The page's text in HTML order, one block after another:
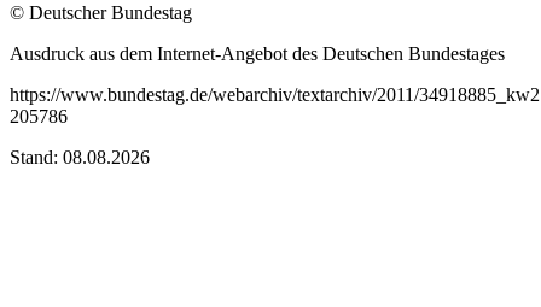
© Deutscher Bundestag
Ausdruck aus dem Internet-Angebot des Deutschen Bundestages
https://www.bundestag.de/webarchiv/textarchiv/2011/
205786
Stand: 08.08.2026